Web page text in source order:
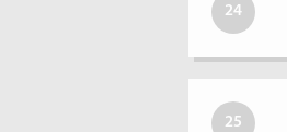
24
25